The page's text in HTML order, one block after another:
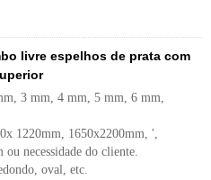
livre espelhos de prata com
3 mm, 4 mm, 5 mm, 6 mm,
1220mm, 1650x2200mm, ',
ou necessidade do cliente.
oval, etc.